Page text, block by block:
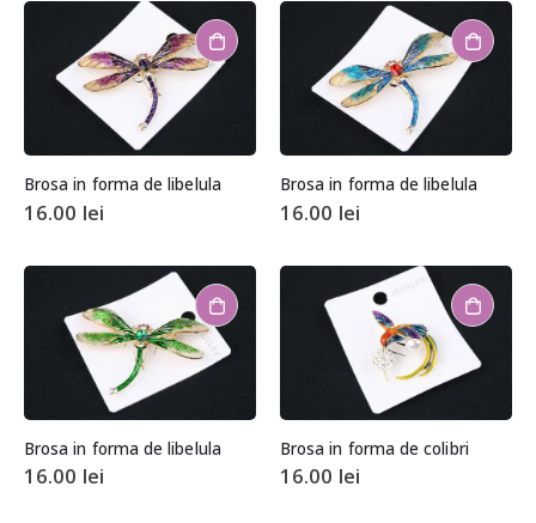
Brosa in forma de libelula
16.00 lei
Brosa in forma de libelula
16.00 lei
Brosa in forma de libelula
16.00 lei
Brosa in forma de colibri
16.00 lei